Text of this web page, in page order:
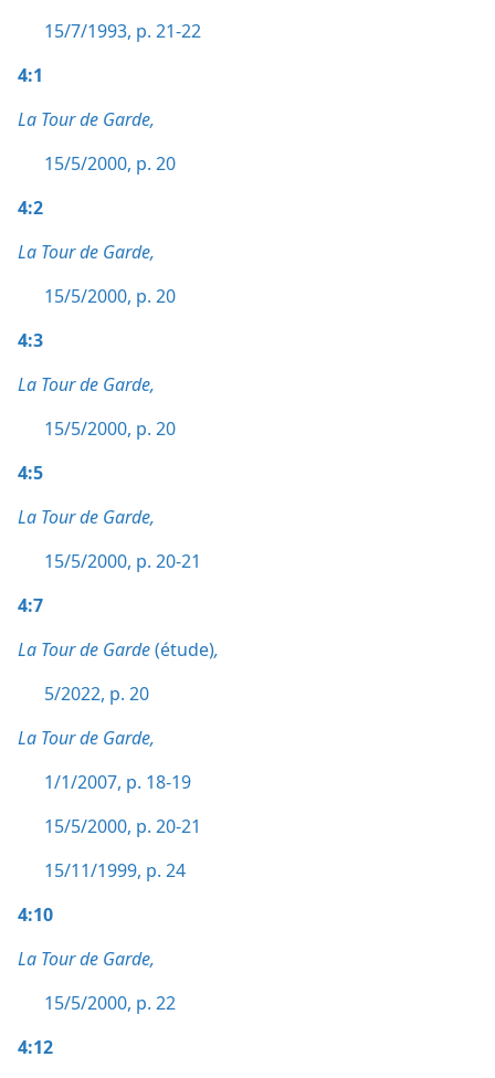
15/7/1993, p. 21-22
4:1
La Tour de Garde,
15/5/2000, p. 20
4:2
La Tour de Garde,
15/5/2000, p. 20
4:3
La Tour de Garde,
15/5/2000, p. 20
4:5
La Tour de Garde,
15/5/2000, p. 20-21
4:7
La Tour de Garde(étude),
5/2022, p. 20
La Tour de Garde,
1/1/2007, p. 18-19
15/5/2000, p. 20-21
15/11/1999, p. 24
4:10
La Tour de Garde,
15/5/2000, p. 22
4:12